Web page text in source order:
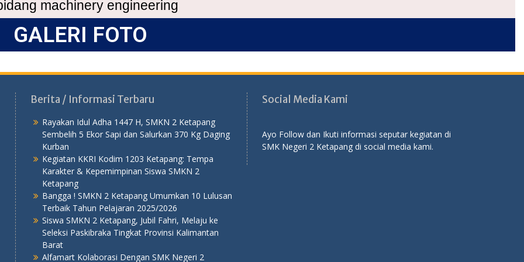
machinery engineering
GALERI FOTO
Berita / Informasi Terbaru
Rayakan Idul Adha 1447 H, SMKN 2 Ketapang
Sembelih 5 Ekor Sapi dan Salurkan 370 Kg Daging
Kurban
Kegiatan KKRI Kodim 1203 Ketapang: Tempa
Karakter & Kepemimpinan Siswa SMKN 2
Ketapang
Bangga ! SMKN 2 Ketapang Umumkan 10 Lulusan
Terbaik Tahun Pelajaran 2025/2026
Siswa SMKN 2 Ketapang, Jubil Fahri, Melaju ke
Seleksi Paskibraka Tingkat Provinsi Kalimantan
Barat
Alfamart Kolaborasi Dengan SMK Negeri 2
Social Media Kami
Ayo Follow dan Ikuti informasi seputar kegiatan di
SMK Negeri 2 Ketapang di social media kami.